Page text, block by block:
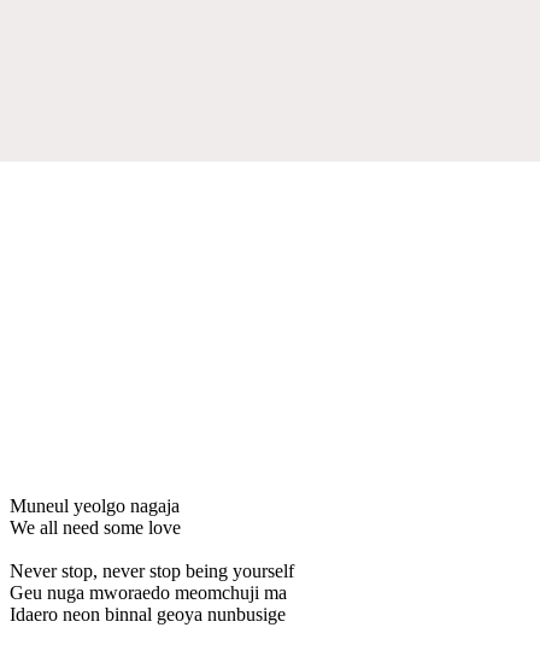
Muneul yeolgo nagaja
We all need some love
Never stop, never stop being yourself
Geu nuga mworaedo meomchuji ma
Idaero neon binnal geoya nunbusige